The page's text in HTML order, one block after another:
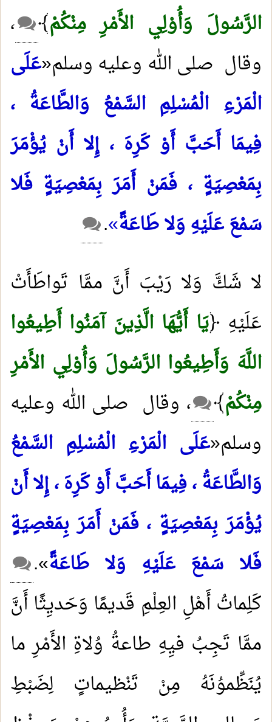
الرَّسُولَ وَأُوْلِي الأَمْرِ مِنْكُمْ﴾
،
وقال صلى الله وعليه وسلم«عَلَى
الْمَرْءِ الْمُسْلِمِ السَّمْعُ وَالطَّاعَةُ ،
فِيمَا أَحَبَّ أَوْ كَرِهَ ، إِلا أَنْ يُؤْمَرَ
بِمَعْصِيَةٍ ، فَمَنْ أَمَرَ بِمَعْصِيَةٍ فَلا
سَمْعَ عَلَيْهِ وَلا طَاعَةً»
.
لا شَكَّ وَلا رَيْبَ أَنَّ ممَّا تَواطَأَتْ
عَلَيْهِ ﴿يَا أَيُّهَا الَّذِينَ آمَنُوا أَطِيعُوا
اللَّهَ وَأَطِيعُوا الرَّسُولَ وَأُوْلِي الأَمْرِ
مِنْكُمْ﴾
، وقال صلى الله وعليه
وسلم«عَلَى الْمَرْءِ الْمُسْلِمِ السَّمْعُ
وَالطَّاعَةُ ، فِيمَا أَحَبَّ أَوْ كَرِهَ ، إِلا أَنْ
يُؤْمَرَ بِمَعْصِيَةٍ ، فَمَنْ أَمَرَ بِمَعْصِيَةٍ
فَلا سَمْعَ عَلَيْهِ وَلا طَاعَةً».
كَلِماتُ أَهْلِ العِلْمِ قَديمًا وَحَديِثًا أَنَّ
ممَّا تَجِبُ فيِهِ طاعةُ وُلاةِ الأَمْرِ ما
يُنَظِّموُنَهُ مِنْ تَنْظيماتٍ لِضَبْطِ